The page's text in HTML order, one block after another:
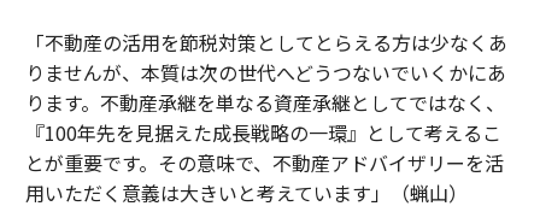
「不動産の活用を節税対策としてとらえる方は少なくあ
りませんが、本質は次の世代へどうつないでいくかにあ
ります。不動産承継を単なる資産承継としてではなく、
『100年先を見据えた成長戦略の一環』として考えるこ
とが重要です。その意味で、不動産アドバイザリーを活
用いただく意義は大きいと考えています」（蝋山）